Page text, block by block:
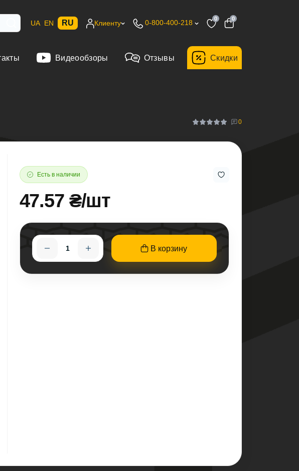
UA EN RU Клиенту 0-800-400-218
0 0
Видеообзоры Отзывы Cкидки
0
Есть в наличии
47.57 ₴/шт
В корзину